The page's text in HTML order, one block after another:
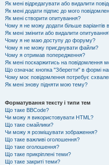
Як мені відредагувати або видалити
Як мені додати підпис до мого
Як мені створити опитування?
Чому я не можу додати більше варіантів
Як мені змінити або видалити
Чому я не маю доступу до форуму?
Чому я не можу приєднувати файли?
Чому я отримав попередження?
Як мені поскаржитись на повідомлення
Що означає кнопка "Зберегти" в формі
Чому моє повідомлення потребує
Як мені знову підняти мою тему?
Форматування тексту і типи тем
Що таке BBCode?
Чи можу я використовувати HTML?
Що таке смайлики?
Чи можу я розміщувати зображення?
Що таке важливі оголошення?
Що таке оголошення?
Що таке прикріплені теми?
Що таке закриті теми?